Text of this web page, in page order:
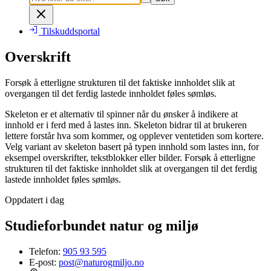
Tilskuddsportal
Overskrift
Forsøk å etterligne strukturen til det faktiske innholdet slik at
overgangen til det ferdig lastede innholdet føles sømløs.
Skeleton er et alternativ til spinner når du ønsker å indikere at
innhold er i ferd med å lastes inn. Skeleton bidrar til at brukeren
lettere forstår hva som kommer, og opplever ventetiden som kortere.
Velg variant av skeleton basert på typen innhold som lastes inn, for
eksempel overskrifter, tekstblokker eller bilder. Forsøk å etterligne
strukturen til det faktiske innholdet slik at overgangen til det ferdig
lastede innholdet føles sømløs.
Oppdatert i dag
Studieforbundet natur og miljø
Telefon: 905 93 595
E-post: post@naturogmiljo.no